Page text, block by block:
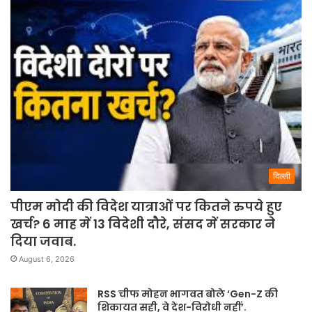
दिल्ली
पीएम मोदी की विदेश यात्राओं पर कितने रुपये हुए
खर्च? 6 माह में 13 विदेशी दौरे, संसद में सरकार ने
दिया जवाब.
August 6, 2026
RSS चीफ मोहन भागवत बोले ‘Gen-Z की
शिकायत सही, वे देश-विरोधी नहीं’.